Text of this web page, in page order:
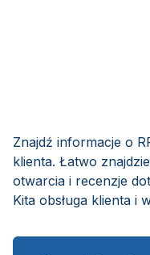
Znajdź informacje o
klienta. Łatwo
otwarcia i recenzje
Kita obsługa klienta i